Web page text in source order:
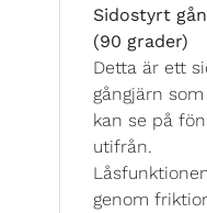
Sidostyrt
(90 grader)
Detta är ett
gångjärn
kan se på
utifrån.
genom